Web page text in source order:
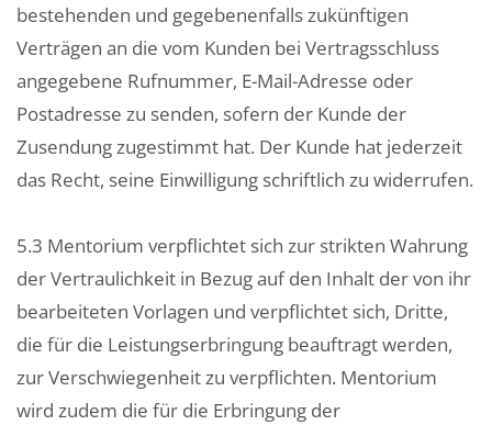
bestehenden und gegebenenfalls zukünftigen
Verträgen an die vom Kunden bei Vertragsschluss
angegebene Rufnummer, E-Mail-Adresse oder
Postadresse zu senden, sofern der Kunde der
Zusendung zugestimmt hat. Der Kunde hat jederzeit
das Recht, seine Einwilligung schriftlich zu widerrufen.
5.3 Mentorium verpflichtet sich zur strikten Wahrung
der Vertraulichkeit in Bezug auf den Inhalt der von ihr
bearbeiteten Vorlagen und verpflichtet sich, Dritte,
die für die Leistungserbringung beauftragt werden,
zur Verschwiegenheit zu verpflichten. Mentorium
wird zudem die für die Erbringung der